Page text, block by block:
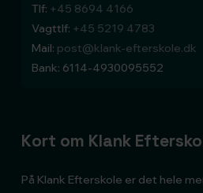
Tlf: +45 8694 4166
Vagttlf: +45 5219 4783
Mail: post@klank-efterskole.dk
Bank: 6114-4930095552
Kort om Klank
På Klank Efterskole er det hele